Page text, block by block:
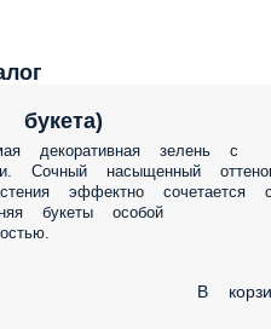
зелень с яркими
оттенок этого
сочетается с цветами ярких
и